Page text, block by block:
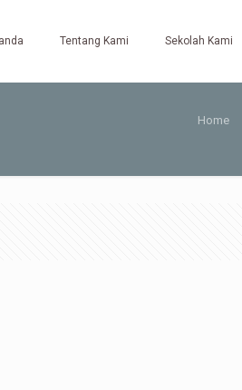
Tentang Kami Sekolah Kami
Home